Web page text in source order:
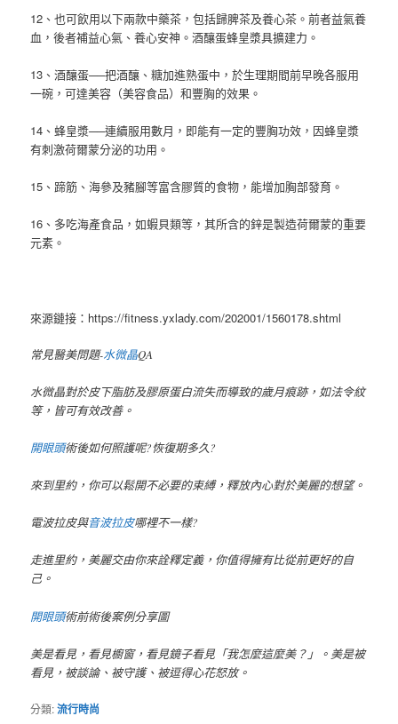
12、也可飲用以下兩款中藥茶，包括歸脾茶及養心茶。前者益氣養
血，後者補益心氣、養心安神。酒釀蛋蜂皇漿具擴建力。
13、酒釀蛋──把酒釀、糖加進熟蛋中，於生理期間前早晚各服用
一碗，可達美容（美容食品）和豐胸的效果。
14、蜂皇漿──連續服用數月，即能有一定的豐胸功效，因蜂皇漿
有刺激荷爾蒙分泌的功用。
15、蹄筋、海參及豬腳等富含膠質的食物，能增加胸部發育。
16、多吃海產食品，如蝦貝類等，其所含的鋅是製造荷爾蒙的重要
元素。
來源鏈接：https://fitness.yxlady.com/202001/1560178.shtml
常見醫美問題-水微晶QA
水微晶對於皮下脂肪及膠原蛋白流失而導致的歲月痕跡，如法令紋
等，皆可有效改善。
開眼頭術後如何照護呢?恢復期多久?
來到里約，你可以鬆開不必要的束縛，釋放內心對於美麗的想望。
電波拉皮與音波拉皮哪裡不一樣?
走進里約，美麗交由你來詮釋定義，你值得擁有比從前更好的自
己。
開眼頭術前術後案例分享圖
美是看見，看見櫥窗，看見鏡子看見「我怎麼這麼美？」。美是被
看見，被談論、被守護、被逗得心花怒放。
分類:流行時尚